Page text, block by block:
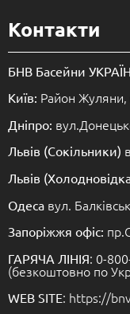
Контакти
БНВ Басейни
Київ: Район Жуляни,
Дніпро:
Львів (Сокільники)
Львів
Одеса вул.
Запоріжжя офіс:
ГАРЯЧА ЛІНІЯ: 0-
(безкоштовно по
WEB SITE: https://